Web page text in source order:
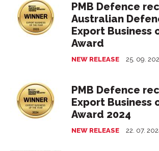
PMB Defence
Australian
Export Business
Award
NEW RELEASE 25. 09.
PMB Defence
Export Business
Award 2024
NEW RELEASE 22. 07.